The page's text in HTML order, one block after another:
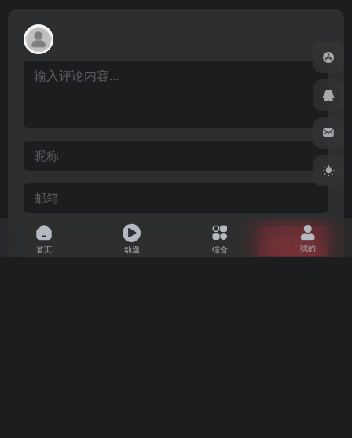
发表评论
首页 动漫 综合 我的